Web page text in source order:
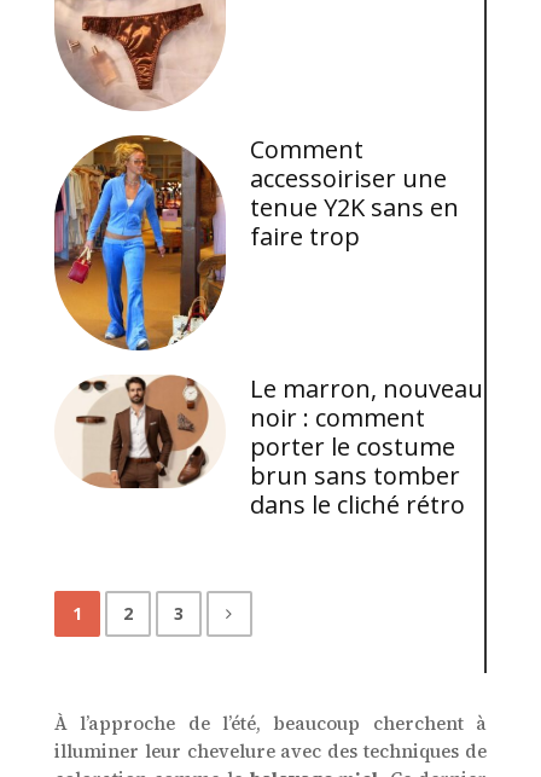
Comment
accessoiriser une
tenue Y2K sans en
faire trop
Le marron, nouveau
noir : comment
porter le costume
brun sans tomber
dans le cliché rétro
1 2 3
À l’approche de l’été, beaucoup cherchent à
illuminer leur chevelure avec des techniques de